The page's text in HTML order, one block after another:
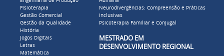
Fisioterapia
Gestão Comercial
Gestão da Qualidade
História
Jogos Digitais
Letras
Matemática
Neurodivergências: Compreensão e Práticas
Inclusivas
Psicoterapia Familiar e Conjugal
MESTRADO EM
DESENVOLVIMENTO REGIONAL